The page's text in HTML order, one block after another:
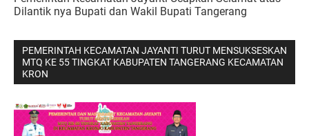
Dilantik nya Bupati dan Wakil Bupati Tangerang
PEMERINTAH KECAMATAN JAYANTI TURUT MENSUKSESKAN
MTQ KE 55 TINGKAT KABUPATEN TANGERANG KECAMATAN
KRON